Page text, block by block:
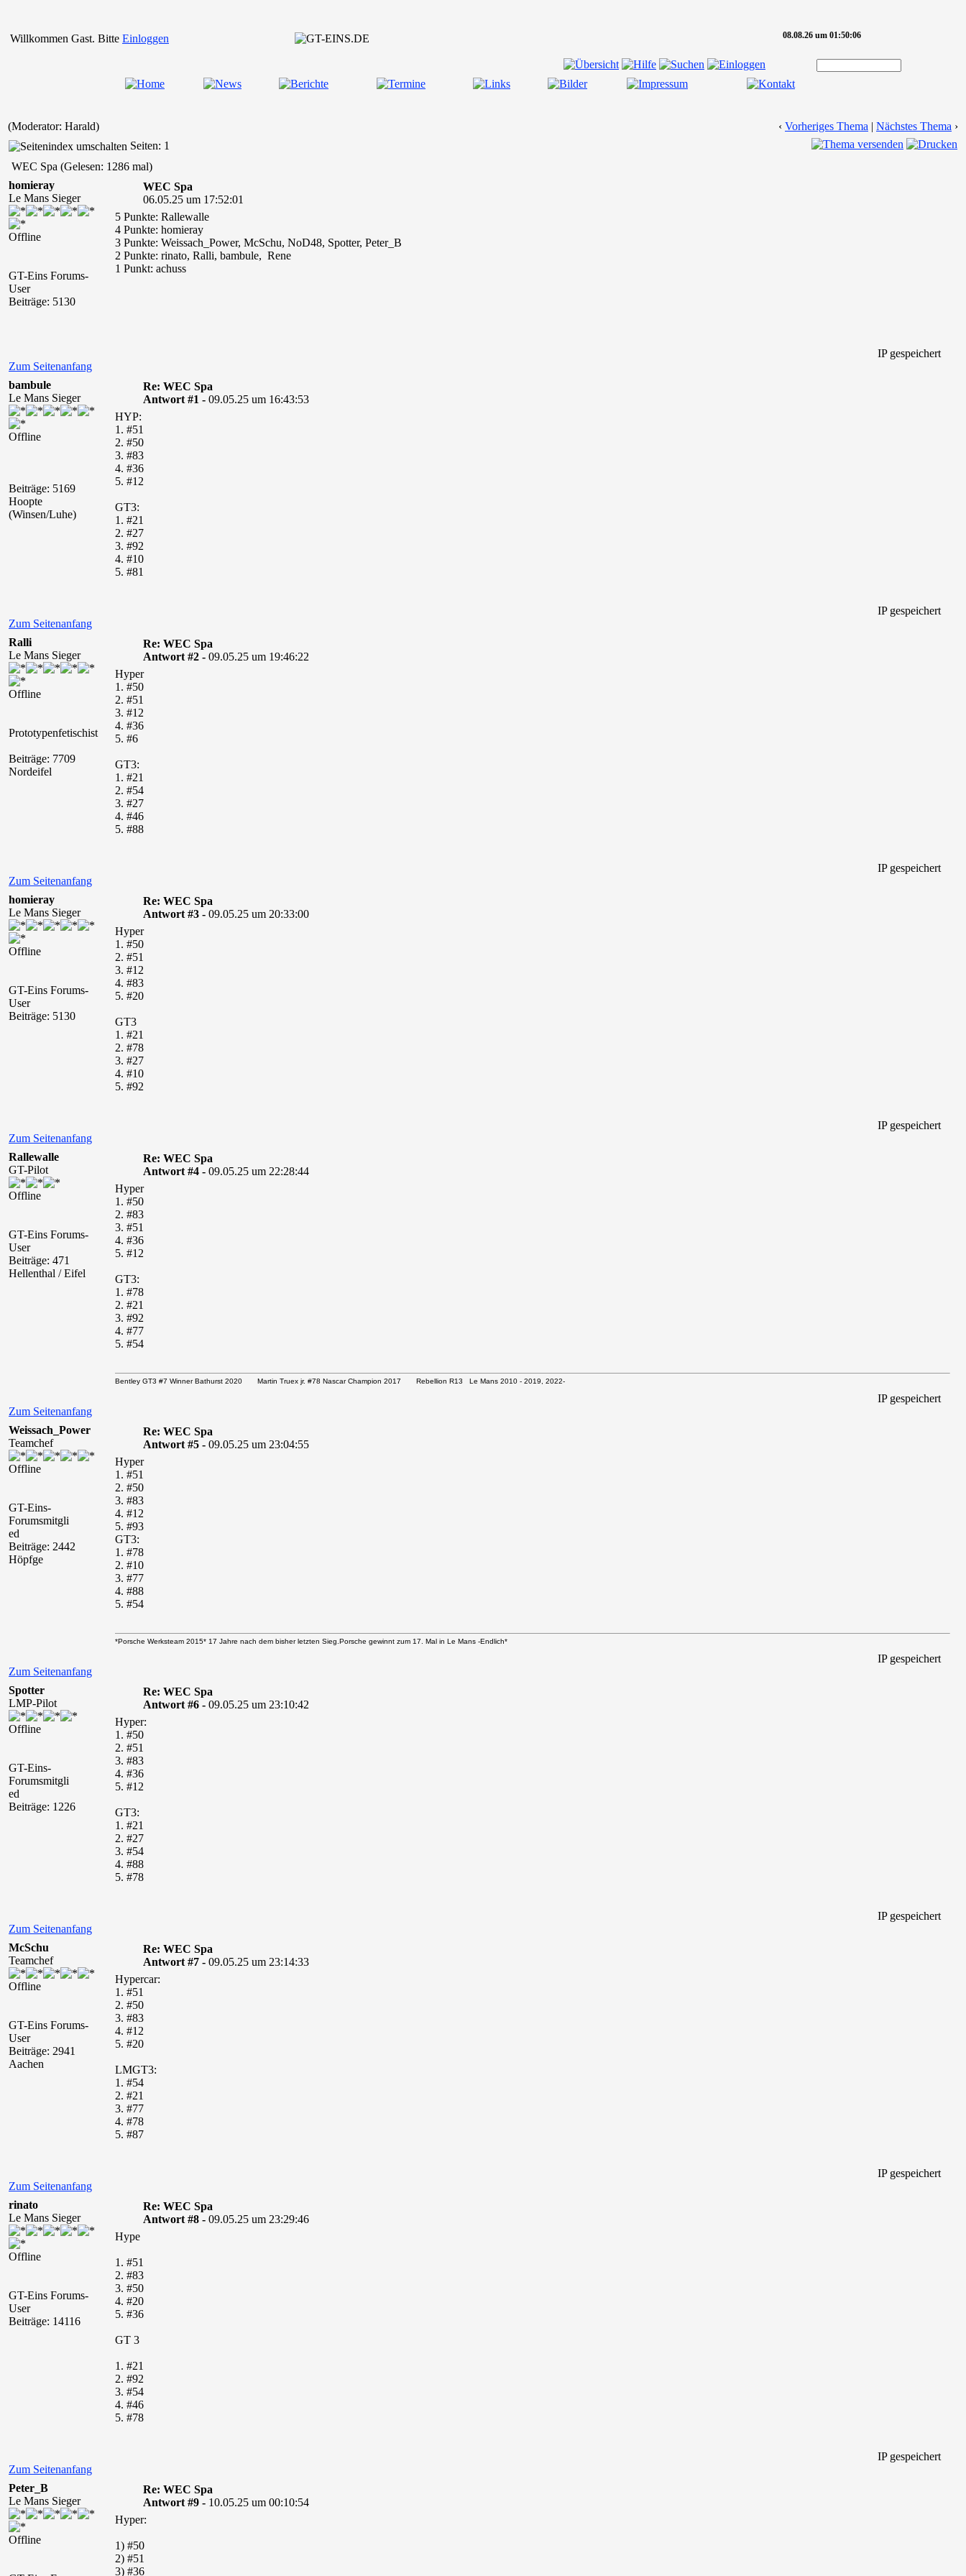
Willkommen Gast. Bitte Einloggen 08.08.26 um 01:50:06
(Moderator: Harald) ‹ Vorheriges Thema | Nächstes Thema ›
Seiten: 1
WEC Spa (Gelesen: 1286 mal)
homieray
Le Mans Sieger
Offline
GT-Eins Forums-
User
Beiträge: 5130
WEC Spa
06.05.25 um 17:52:01
5 Punkte: Rallewalle
4 Punkte: homieray
3 Punkte: Weissach_Power, McSchu, NoD48, Spotter, Peter_B
2 Punkte: rinato, Ralli, bambule, Rene
1 Punkt: achuss
Zum Seitenanfang
IP gespeichert
bambule
Le Mans Sieger
Offline
Beiträge: 5169
Hoopte
(Winsen/Luhe)
Re: WEC Spa
Antwort #1 - 09.05.25 um 16:43:53
HYP:
1. #51
2. #50
3. #83
4. #36
5. #12
GT3:
1. #21
2. #27
3. #92
4. #10
5. #81
Zum Seitenanfang
IP gespeichert
Ralli
Le Mans Sieger
Offline
Prototypenfetischist
Beiträge: 7709
Nordeifel
Re: WEC Spa
Antwort #2 - 09.05.25 um 19:46:22
Hyper
1. #50
2. #51
3. #12
4. #36
5. #6
GT3:
1. #21
2. #54
3. #27
4. #46
5. #88
Zum Seitenanfang
IP gespeichert
homieray
Le Mans Sieger
Offline
GT-Eins Forums-
User
Beiträge: 5130
Re: WEC Spa
Antwort #3 - 09.05.25 um 20:33:00
Hyper
1. #50
2. #51
3. #12
4. #83
5. #20
GT3
1. #21
2. #78
3. #27
4. #10
5. #92
Zum Seitenanfang
IP gespeichert
Rallewalle
GT-Pilot
Offline
GT-Eins Forums-
User
Beiträge: 471
Hellenthal / Eifel
Re: WEC Spa
Antwort #4 - 09.05.25 um 22:28:44
Hyper
1. #50
2. #83
3. #51
4. #36
5. #12
GT3:
1. #78
2. #21
3. #92
4. #77
5. #54
Zum Seitenanfang
Bentley GT3 #7 Winner Bathurst 2020 Martin Truex jr. #78 Nascar Champion 2017 Rebellion R13 Le Mans 2010 - 2019, 2022-
IP gespeichert
Weissach_Power
Teamchef
Offline
GT-Eins-
Forumsmitgli
ed
Beiträge: 2442
Höpfge
Re: WEC Spa
Antwort #5 - 09.05.25 um 23:04:55
Hyper
1. #51
2. #50
3. #83
4. #12
5. #93
GT3:
1. #78
2. #10
3. #77
4. #88
5. #54
Zum Seitenanfang
*Porsche Werksteam 2015* 17 Jahre nach dem bisher letzten Sieg.Porsche gewinnt zum 17. Mal in Le Mans -Endlich*
IP gespeichert
Spotter
LMP-Pilot
Offline
GT-Eins-
Forumsmitgli
ed
Beiträge: 1226
Re: WEC Spa
Antwort #6 - 09.05.25 um 23:10:42
Hyper:
1. #50
2. #51
3. #83
4. #36
5. #12
GT3:
1. #21
2. #27
3. #54
4. #88
5. #78
Zum Seitenanfang
IP gespeichert
McSchu
Teamchef
Offline
GT-Eins Forums-
User
Beiträge: 2941
Aachen
Re: WEC Spa
Antwort #7 - 09.05.25 um 23:14:33
Hypercar:
1. #51
2. #50
3. #83
4. #12
5. #20
LMGT3:
1. #54
2. #21
3. #77
4. #78
5. #87
Zum Seitenanfang
IP gespeichert
rinato
Le Mans Sieger
Offline
GT-Eins Forums-
User
Beiträge: 14116
Re: WEC Spa
Antwort #8 - 09.05.25 um 23:29:46
Hype
1. #51
2. #83
3. #50
4. #20
5. #36
GT 3
1. #21
2. #92
3. #54
4. #46
5. #78
Zum Seitenanfang
IP gespeichert
Peter_B
Le Mans Sieger
Offline
Re: WEC Spa
Antwort #9 - 10.05.25 um 00:10:54
Hyper:
1) #50
2) #51
3) #36